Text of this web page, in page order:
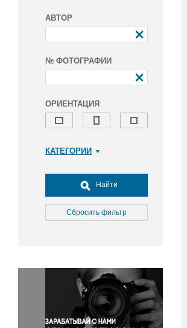
АВТОР
№ ФОТОГРАФИИ
ОРИЕНТАЦИЯ
КАТЕГОРИИ
Досуг, туризм и отдых
Культура
Медицина
Окружающая среда
Политика
Правосудие
Происшествия и конфликты
Найти
Сбросить фильтр